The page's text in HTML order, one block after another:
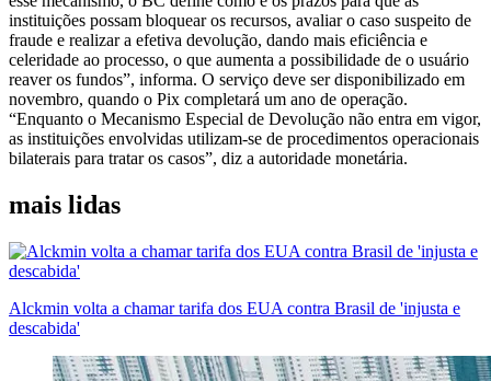
instituições possam bloquear os recursos, avaliar o caso suspeito de
fraude e realizar a efetiva devolução, dando mais eficiência e
celeridade ao processo, o que aumenta a possibilidade de o usuário
reaver os fundos”, informa. O serviço deve ser disponibilizado em
novembro, quando o Pix completará um ano de operação.
“Enquanto o Mecanismo Especial de Devolução não entra em vigor,
as instituições envolvidas utilizam-se de procedimentos operacionais
bilaterais para tratar os casos”, diz a autoridade monetária.
mais lidas
Alckmin volta a chamar tarifa dos EUA contra Brasil de 'injusta e
descabida'